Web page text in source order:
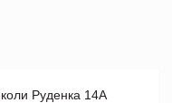
Руденка 14А